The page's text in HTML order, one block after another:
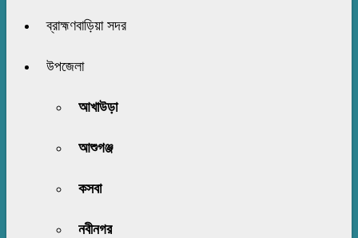
ব্রাহ্মণবাড়িয়া সদর
উপজেলা
আখাউড়া
আশুগঞ্জ
কসবা
নবীনগর